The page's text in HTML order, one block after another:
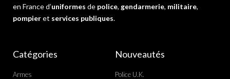
en France d’uniformes de police, gendarmerie, militaire,
pompieret services publiques.
Catégories
Armes
Nouveautés
Police U.K.